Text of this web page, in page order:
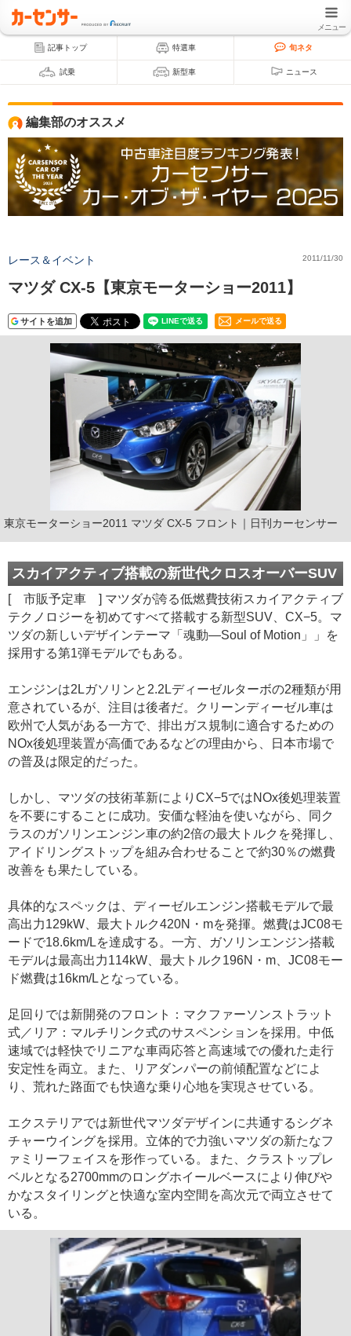
メニュー
記事トップ 特選車 旬ネタ
試乗 新型車 ニュース
編集部のオススメ
レース＆イベント 2011/11/30
マツダ CX-5【東京モーターショー2011】
サイトを追加 メールで送る
東京モーターショー2011 マツダ CX-5 フロント｜日刊カーセンサー
スカイアクティブ搭載の新世代クロスオーバーSUV
[ 市販予定車 ] マツダが誇る低燃費技術スカイアクティブ
テクノロジーを初めてすべて搭載する新型SUV、CX−5。マ
ツダの新しいデザインテーマ「魂動―Soul of Motion」」を
採用する第1弾モデルでもある。
エンジンは2Lガソリンと2.2Lディーゼルターボの2種類が用
意されているが、注目は後者だ。クリーンディーゼル車は
欧州で人気がある一方で、排出ガス規制に適合するための
NOx後処理装置が高価であるなどの理由から、日本市場で
の普及は限定的だった。
しかし、マツダの技術革新によりCX−5ではNOx後処理装置
を不要にすることに成功。安価な軽油を使いながら、同ク
ラスのガソリンエンジン車の約2倍の最大トルクを発揮し、
アイドリングストップを組み合わせることで約30％の燃費
改善をも果たしている。
具体的なスペックは、ディーゼルエンジン搭載モデルで最
高出力129kW、最大トルク420N・mを発揮。燃費はJC08モ
ードで18.6km/Lを達成する。一方、ガソリンエンジン搭載
モデルは最高出力114kW、最大トルク196N・m、JC08モー
ド燃費は16km/Lとなっている。
足回りでは新開発のフロント：マクファーソンストラット
式／リア：マルチリンク式のサスペンションを採用。中低
速域では軽快でリニアな車両応答と高速域での優れた走行
安定性を両立。また、リアダンパーの前傾配置などによ
り、荒れた路面でも快適な乗り心地を実現させている。
エクステリアでは新世代マツダデザインに共通するシグネ
チャーウイングを採用。立体的で力強いマツダの新たなフ
ァミリーフェイスを形作っている。また、クラストップレ
ベルとなる2700mmのロングホイールベースにより伸びや
かなスタイリングと快適な室内空間を高次元で両立させて
いる。